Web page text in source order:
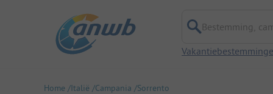
Bestemming,
Home Italië Campania Sorrento